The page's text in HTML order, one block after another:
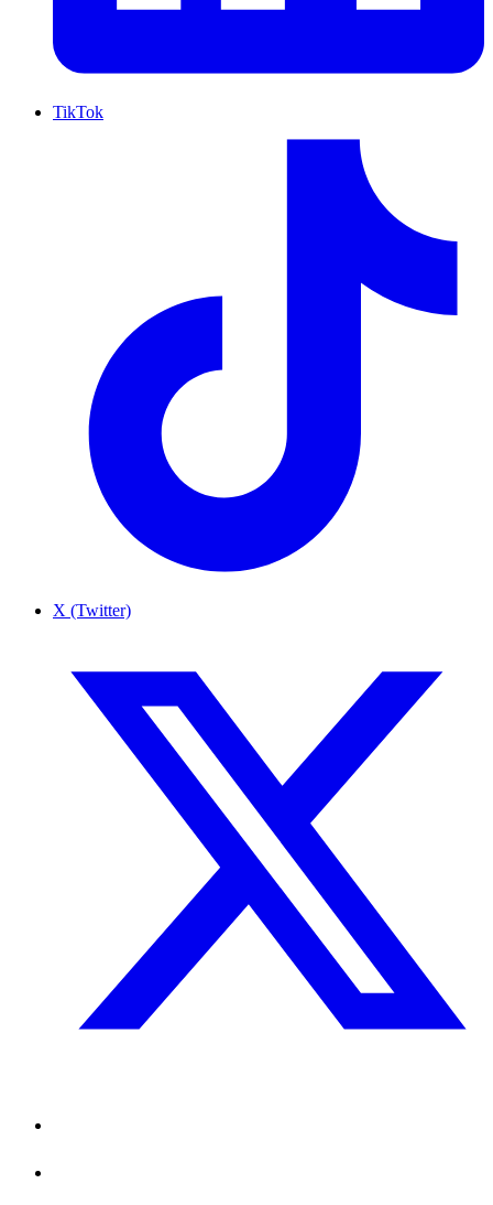
TikTok
X (Twitter)